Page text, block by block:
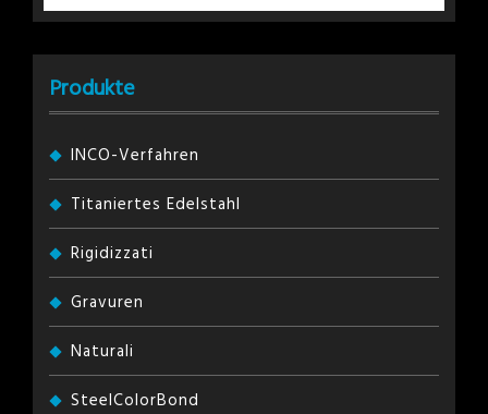
Produkte
INCO-Verfahren
Titaniertes Edelstahl
Rigidizzati
Gravuren
Naturali
SteelColorBond